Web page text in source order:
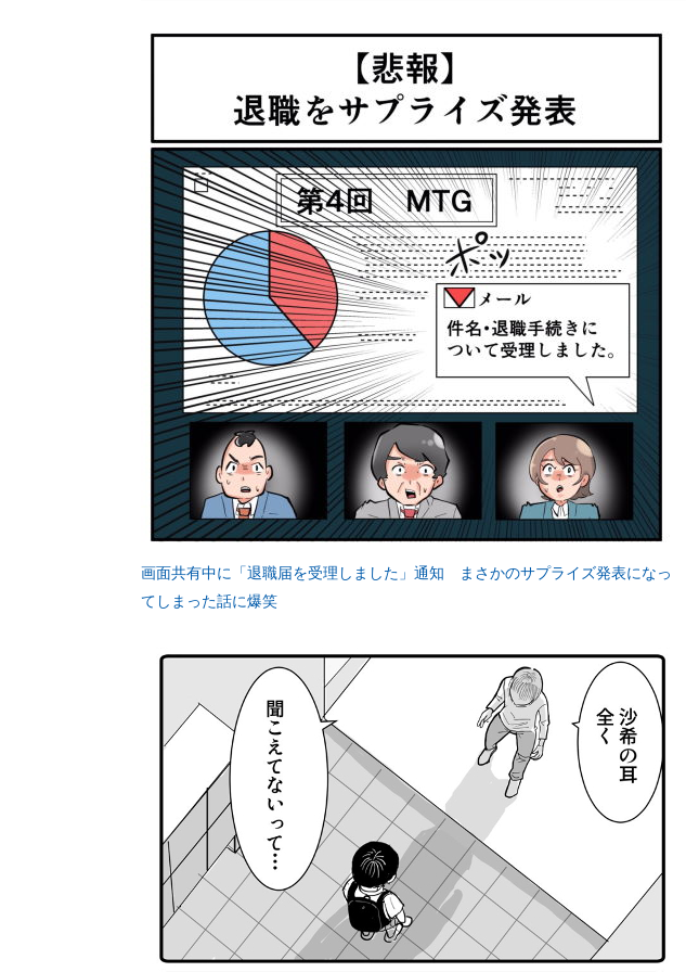
画面共有中に「退職届を受理しました」通知 まさかのサプライズ発表になっ
てしまった話に爆笑